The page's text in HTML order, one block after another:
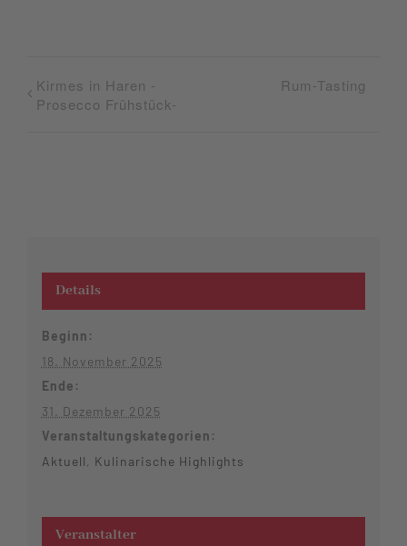
Kirmes in Haren -
Prosecco Frühstück-
Rum-Tasting
Details
Beginn:
18. November 2025
Ende:
31. Dezember 2025
Veranstaltungskategorien:
Aktuell
Kulinarische Highlights
Veranstalter